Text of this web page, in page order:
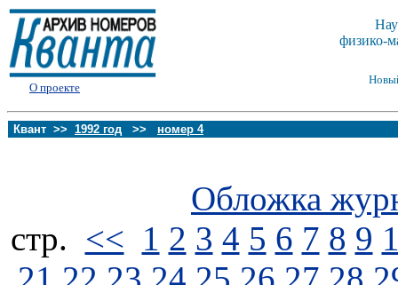
О проекте
физико-
Квант >> 1992 год >> номер 4
Обложка
стp. << 1 2 3 4 5 6 7 8 9